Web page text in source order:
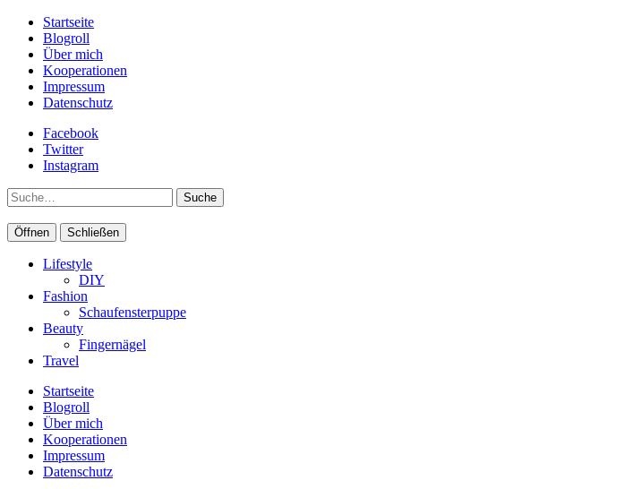
Startseite
Blogroll
Über mich
Kooperationen
Impressum
Datenschutz
Facebook
Twitter
Instagram
Suche
Öffnen Schließen
Lifestyle
DIY
Fashion
Schaufensterpuppe
Beauty
Fingernägel
Travel
Startseite
Blogroll
Über mich
Kooperationen
Impressum
Datenschutz